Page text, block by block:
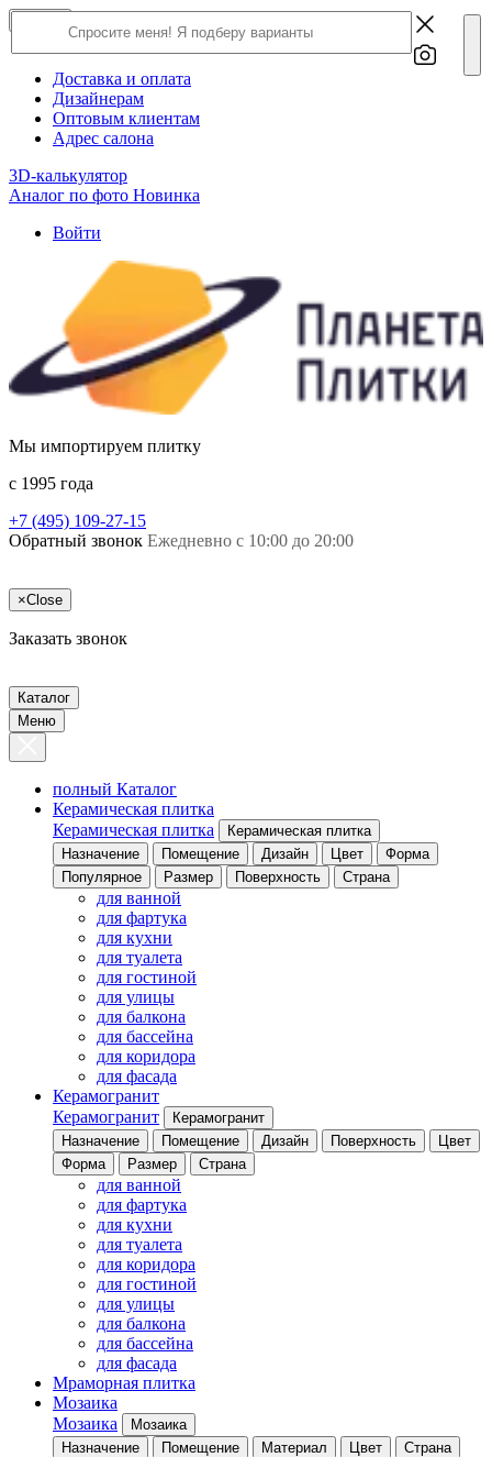
О компании
Доставка и оплата
Дизайнерам
Оптовым клиентам
Адрес салона
3D-калькулятор
Аналог по фото Новинка
Войти
Мы импортируем плитку
c 1995 года
+7 (495) 109-27-15
Обратный звонок Ежедневно с 10:00 до 20:00
×Close
Заказать звонок
Каталог
Меню
полный Каталог
Керамическая плитка
Керамическая плитка
Керамическая плитка
Назначение
Помещение Дизайн Цвет
Форма
Популярное
Размер Поверхность Страна
для ванной
для фартука
для кухни
для туалета
для гостиной
для улицы
для балкона
для бассейна
для коридора
для фасада
Керамогранит
Керамогранит
Керамогранит
Назначение
Помещение Дизайн Поверхность
Цвет
Форма
Размер Страна
для ванной
для фартука
для кухни
для туалета
для коридора
для гостиной
для улицы
для балкона
для бассейна
для фасада
Мраморная плитка
Мозаика
Мозаика
Мозаика
Назначение
Помещение Материал Цвет Страна